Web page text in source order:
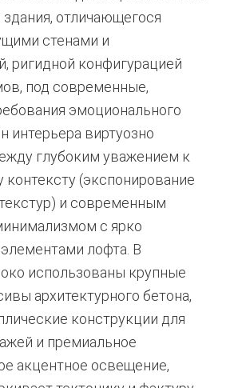
здания, отличающегося
стенами и
ригидной конфигурацией
под современные,
эмоционального
интерьера виртуозно
глубоким уважением к
контексту (экспонирование
и современным
с ярко
лофта. В
использованы крупные
архитектурного бетона,
конструкции для
и премиальное
акцентное освещение,